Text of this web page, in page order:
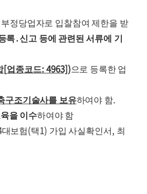
정당업자로 입찰참여 제한을 받
록․신고 등에 관련된 서류에 기
[업종코드: 4963])으로 등록한 업
구조기술사를 보유하여야 함.
을 이수하여야 함
대보험(택1) 가입 사실확인서 , 최